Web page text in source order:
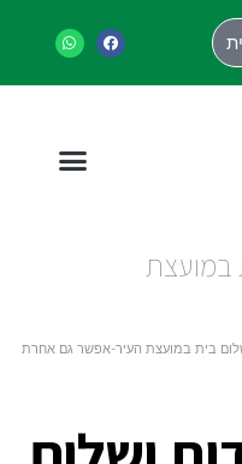
במועצת
בית במועצת העיר-אפשר גם אחרת